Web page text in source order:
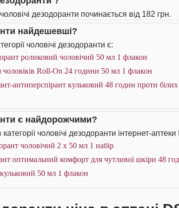
дезодоранти починається від 182 грн.
найдешевші?
чоловічі дезодоранти є:
роликовий чоловічий 50 мл 1 флакон
чоловіків Roll-On 24 години 50 мл 1 флакон
антиперспірант кульковий 48 годин проти
є найдорожчими?
чоловічі дезодоранти інтернет-аптеки
чоловічий 2 х 50 мл 1 набір
оптимальний комфорт для чутливої шкіри 48
50 мл 1 флакон